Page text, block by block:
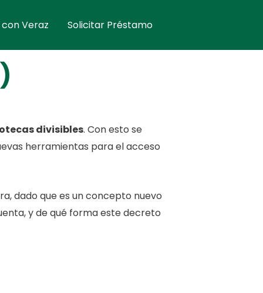
Veraz Solicitar Préstamo
divisibles. Con esto se
herramientas para el acceso
dado que es un concepto nuevo
y de qué forma este decreto